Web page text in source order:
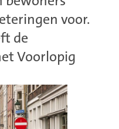
voor.
de
Voorlopig